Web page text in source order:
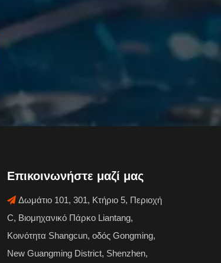
Επικοινωνήστε μαζί μας
 Δωμάτιο 101, 301, Κτήριο 5, Περιοχή
C, Βιομηχανικό Πάρκο Liantang,
Κοινότητα Shangcun, οδός Gongming,
New Guangming District, Shenzhen,